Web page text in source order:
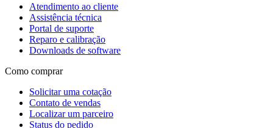
Atendimento ao cliente
Assistência técnica
Portal de suporte
Reparo e calibração
Downloads de software
Como comprar
Solicitar uma cotação
Contato de vendas
Localizar um parceiro
Status do pedido